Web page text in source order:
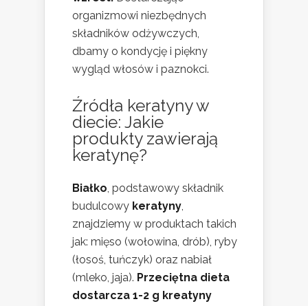
organizmowi niezbędnych
składników odżywczych,
dbamy o kondycję i piękny
wygląd włosów i paznokci.
Źródła keratyny w
diecie: Jakie
produkty zawierają
keratynę?
Białko, podstawowy składnik
budulcowy keratyny,
znajdziemy w produktach takich
jak: mięso (wołowina, drób), ryby
(łosoś, tuńczyk) oraz nabiał
(mleko, jaja). Przeciętna dieta
dostarcza 1-2 g kreatyny